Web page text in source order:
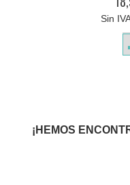
¡HEMOS